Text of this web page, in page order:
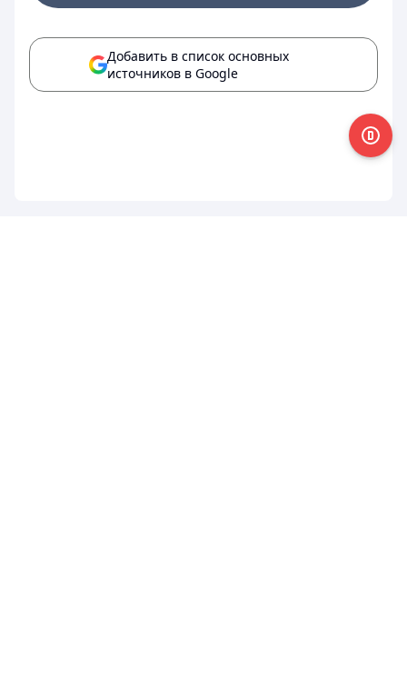
Добавить в список основных
источников в Google